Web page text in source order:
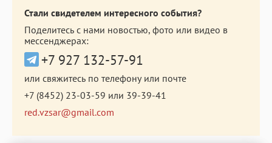
Стали свидетелем интересного события?
Поделитесь с нами новостью, фото или видео в
мессенджерах:
+7 927 132-57-91
или свяжитесь по телефону или почте
+7 (8452) 23-03-59 или 39-39-41
red.vzsar@gmail.com